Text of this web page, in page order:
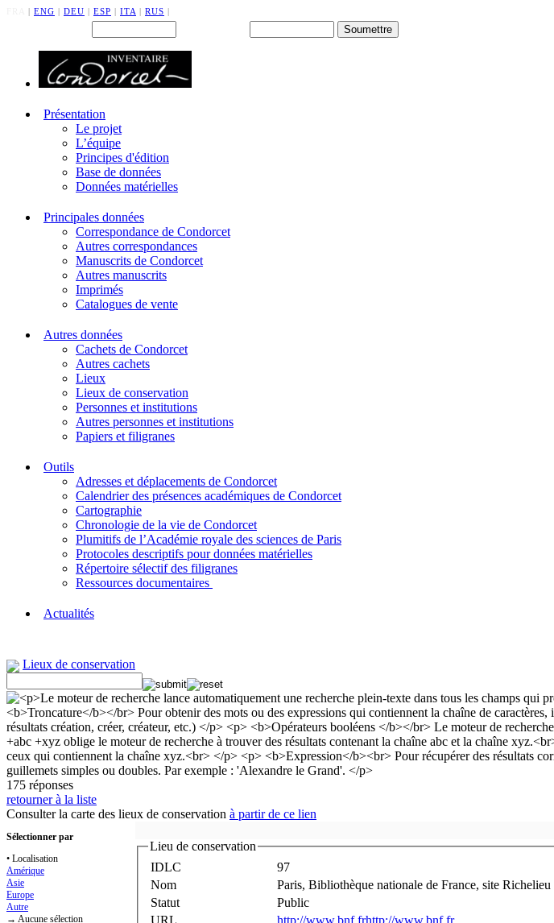
| ENG | DEU | ESP | ITA | RUS |
Présentation
Le projet
L’équipe
Principes d'édition
Base de données
Données matérielles
Principales données
Correspondance de Condorcet
Autres correspondances
Manuscrits de Condorcet
Autres manuscrits
Imprimés
Catalogues de vente
Autres données
Cachets de Condorcet
Autres cachets
Lieux
Lieux de conservation
Personnes et institutions
Autres personnes et institutions
Papiers et filigranes
Outils
Adresses et déplacements de Condorcet
Calendrier des présences académiques de Condorcet
Cartographie
Chronologie de la vie de Condorcet
Plumitifs de l’Académie royale des sciences de Paris
Protocoles descriptifs pour données matérielles
Répertoire sélectif des filigranes
Ressources documentaires
Actualités
Lieux de conservation
175 réponses
retourner à la liste
Consulter la carte des lieux de conservation à partir de ce lien
Sélectionner par
• Localisation
Amérique
Asie
Europe
Autre
→ Aucune sélection
Lieu de conservation
IDLC
97
Nom
Paris, Bibliothèque nationale de France, site Richelieu
Statut
Public